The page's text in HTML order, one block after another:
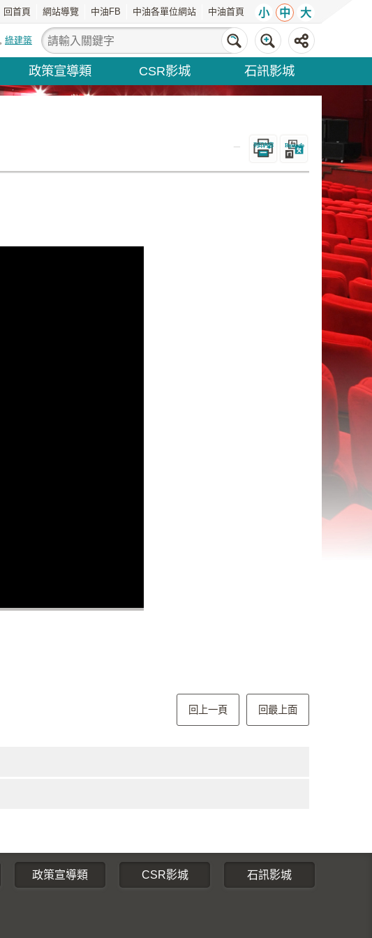
回首頁 網站導覽 中油FB 中油各單位網站 中油首頁 小 中 大
綠建築
政策宣導類 CSR影城 石訊影城
列印內容 Bopomofo
回上一頁 回最上面
政策宣導類 CSR影城 石訊影城